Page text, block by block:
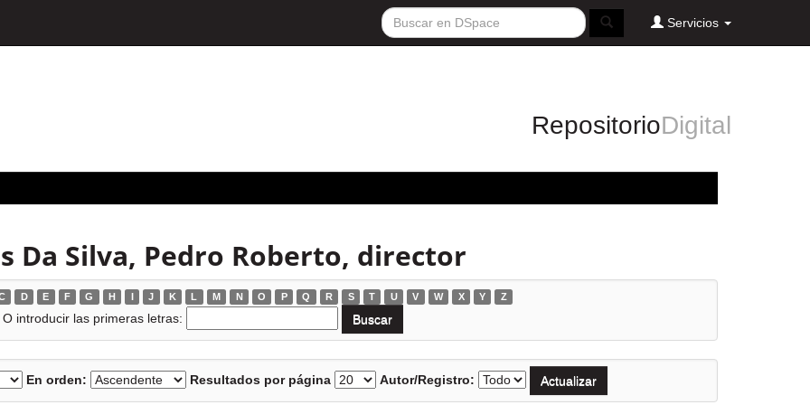
Servicios
RepositorioDigital
Da Silva, Pedro Roberto, director
D E F G H I J K L M N O P Q R S T U V W X Y Z
O introducir las primeras letras:
En orden: Resultados por página Autor/Registro: